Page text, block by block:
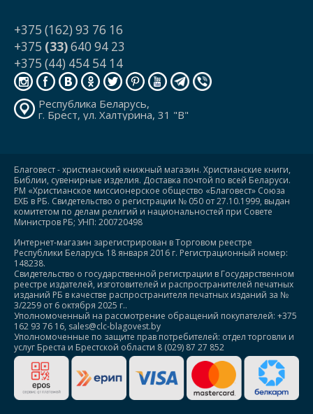
+375 (162) 93 76 16
+375 (33)640 94 23
+375 (44) 454 54 14
Республика Беларусь,
г. Брест, ул. Халтурина, 31 "В"
Благовест - христианский книжный магазин. Христианские книги,
Библии, сувенирные изделия. Доставка почтой по всей Беларуси.
РМ «Христианское миссионерское общество «Благовест» Союза
ЕХБ в РБ. Свидетельство о регистрации № 050 от 27.10.1999, выдан
комитетом по делам религий и национальностей при Совете
Министров РБ; УНП: 200720498
Интернет-магазин зарегистрирован в Торговом реестре
Республики Беларусь 18 января 2016 г. Регистрационный номер:
148238.
Свидетельство о государственной регистрации в Государственном
реестре издателей, изготовителей и распространителей печатных
изданий РБ в качестве распространителя печатных изданий за №
3/2259 от 6 октября 2025 г..
Уполномоченный на рассмотрение обращений покупателей: +375
162 93 76 16, sales@clc-blagovest.by
Уполномоченные по защите прав потребителей: отдел торговли и
услуг Бреста и Брестской области 8 (029) 87 27 852